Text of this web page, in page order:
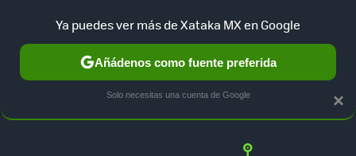
GUÍA DE COMPRAS MERCADO LIBRE ×
Ya puedes ver más de Xataka MX en Google
Añádenos como fuente preferida
Solo necesitas una cuenta de Google